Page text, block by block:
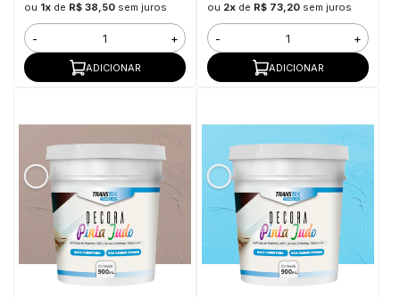
ou 1xde R$ 38,50 sem juros
- +
ADICIONAR
ou 2xde R$ 73,20 sem juros
- +
ADICIONAR